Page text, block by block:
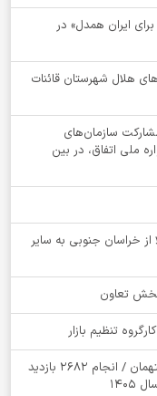
ایران همدل» در
هلال شهرستان قائنات
مشارکت سازمان‌های
ملی اتفاق، در بین
و 404 هزار تن کالا از خراسان جنوبی به سایر
تعاون
تنظیم بازار
خراسان جنوبی رتبه اول کشور در پذیرش توبه متهمان / انجام ۲۶۸۲ بازدید